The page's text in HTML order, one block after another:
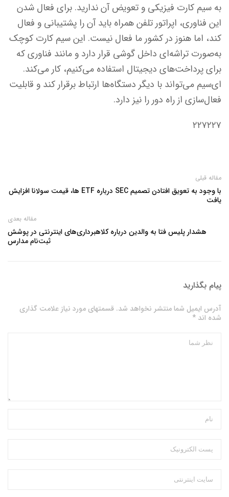
به سیم کارت فیزیکی و تعویض آن ندارید. برای فعال شدن
این فناوری، اپراتور تلفن همراه باید آن را پشتیبانی و فعال
کند، اما هنوز در کشور ما فعال نیست. این سیم کارت کوچک
به‌صورت تراشه‌ای داخل گوشی قرار دارد و مانند فناوری که
برای پرداخت‌های دیجیتال استفاده می‌کنیم، کار می‌کند.
ای‌سیم می‌تواند با دیگر دستگاه‌ها ارتباط برقرار کند و قابلیت
فعال‌سازی از راه دور را نیز دارد.
۲۲۷۲۲۷
مقاله قبلی
با وجود به تعویق افتادن تصمیم SEC درباره ETF ها، قیمت سولانا افزایش
یافت
مقاله بعدی
هشدار پلیس فتا به والدین درباره کلاهبرداری‌های اینترنتی در پوشش
ثبت‌نام مدارس
پیام بگذارید
آدرس ایمیل شما منتشر نخواهد شد. قسمتهای مورد نیاز علامت گذاری
شده اند *